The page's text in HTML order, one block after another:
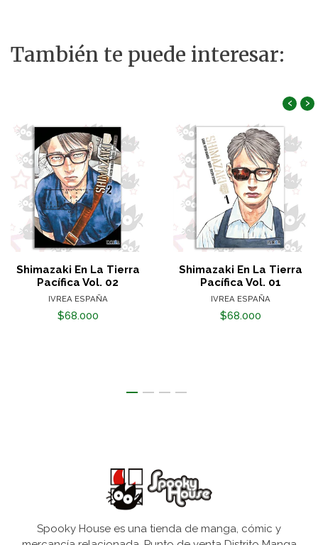
También te puede interesar:
Shimazaki En La Tierra
Pacífica Vol. 02
IVREA ESPAÑA
$68.000
Shimazaki En La Tierra
Pacífica Vol. 01
IVREA ESPAÑA
$68.000
‹ ›
Spooky House es una tienda de manga, cómic y